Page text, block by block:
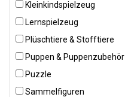
Kleinkindspielzeug
Lernspielzeug
Plüschtiere & Stofftiere
Puppen & Puppenzubehör
Puzzle
Sammelfiguren